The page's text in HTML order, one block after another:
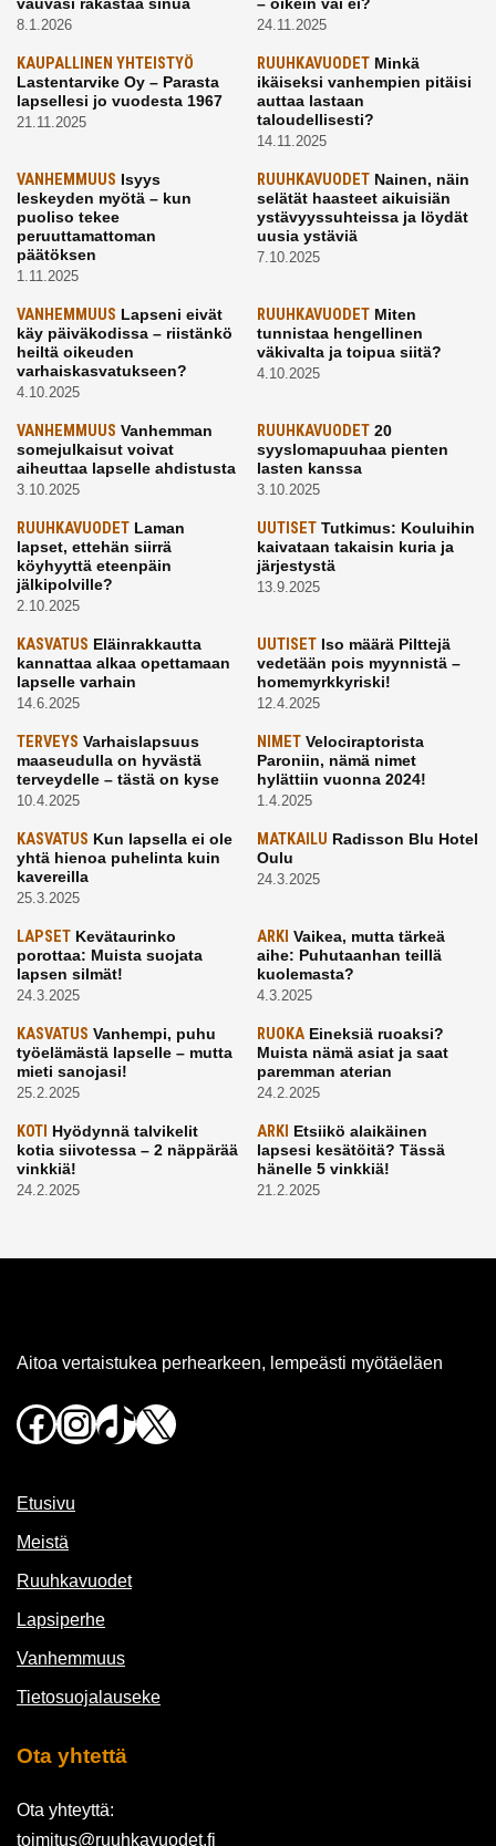
8.1.2026 24.11.2025
KAUPALLINEN YHTEISTYÖ
Lastentarvike Oy – Parasta
lapsellesi jo vuodesta 1967
21.11.2025
RUUHKAVUODETMinkä
ikäiseksi vanhempien pitäisi
auttaa lastaan
taloudellisesti?
14.11.2025
VANHEMMUUS Isyys
leskeyden myötä – kun
puoliso tekee
peruuttamattoman
päätöksen
1.11.2025
RUUHKAVUODETNainen, näin
selätät haasteet aikuisiän
ystävyyssuhteissa ja löydät
uusia ystäviä
7.10.2025
VANHEMMUUS Lapseni eivät
käy päiväkodissa – riistänkö
heiltä oikeuden
varhaiskasvatukseen?
4.10.2025
RUUHKAVUODETMiten
tunnistaa hengellinen
väkivalta ja toipua siitä?
4.10.2025
VANHEMMUUS Vanhemman
somejulkaisut voivat
aiheuttaa lapselle ahdistusta
3.10.2025
RUUHKAVUODET20
syyslomapuuhaa pienten
lasten kanssa
3.10.2025
RUUHKAVUODET Laman
lapset, ettehän siirrä
köyhyyttä eteenpäin
jälkipolville?
2.10.2025
UUTISETTutkimus: Kouluihin
kaivataan takaisin kuria ja
järjestystä
13.9.2025
KASVATUS Eläinrakkautta
kannattaa alkaa opettamaan
lapselle varhain
14.6.2025
UUTISETIso määrä Pilttejä
vedetään pois myynnistä –
homemyrkkyriski!
12.4.2025
TERVEYS Varhaislapsuus
maaseudulla on hyvästä
terveydelle – tästä on kyse
10.4.2025
NIMETVelociraptorista
Paroniin, nämä nimet
hylättiin vuonna 2024!
1.4.2025
KASVATUS Kun lapsella ei ole
yhtä hienoa puhelinta kuin
kavereilla
25.3.2025
MATKAILU Radisson Blu Hotel
Oulu
24.3.2025
LAPSET Kevätaurinko
porottaa: Muista suojata
lapsen silmät!
24.3.2025
ARKI Vaikea, mutta tärkeä
aihe: Puhutaanhan teillä
kuolemasta?
4.3.2025
KASVATUS Vanhempi, puhu
työelämästä lapselle – mutta
mieti sanojasi!
25.2.2025
RUOKAEineksiä ruoaksi?
Muista nämä asiat ja saat
paremman aterian
24.2.2025
KOTI Hyödynnä talvikelit
kotia siivotessa – 2 näppärää
vinkkiä!
24.2.2025
ARKI Etsiikö alaikäinen
lapsesi kesätöitä? Tässä
hänelle 5 vinkkiä!
21.2.2025
Aitoa vertaistukea perhearkeen, lempeästi myötäeläen
Facebook
Instagram
TikTok
X
Etusivu
Meistä
Ruuhkavuodet
Lapsiperhe
Vanhemmuus
Tietosuojalauseke
Ota yhtettä
Ota yhteyttä:
toimitus@ruuhkavuodet.fi